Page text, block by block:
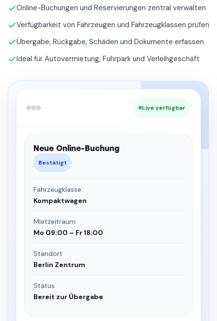
Online-Buchungen und Reservierungen zentral verwalten
Verfügbarkeit von Fahrzeugen und Fahrzeugklassen prüfen
Übergabe, Rückgabe, Schäden und Dokumente erfassen
Ideal für Autovermietung, Fuhrpark und Verleihgeschäft
Live verfügbar
Neue Online-Buchung
Bestätigt
Fahrzeugklasse
Kompaktwagen
Mietzeitraum
Mo 09:00 – Fr 18:00
Standort
Berlin Zentrum
Status
Bereit zur Übergabe